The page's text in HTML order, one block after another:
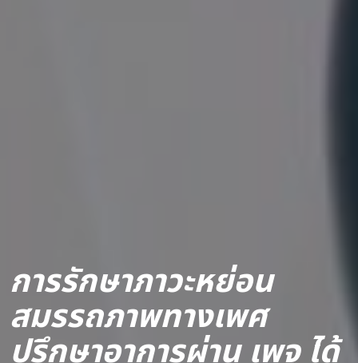
การรักษาภาวะหย่อน
สมรรถภาพทางเพศ
ปรึกษาอาการผ่าน เพจ ได้